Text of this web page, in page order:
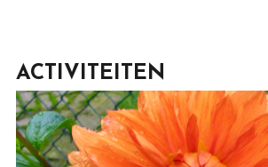
ACTIVITEITEN